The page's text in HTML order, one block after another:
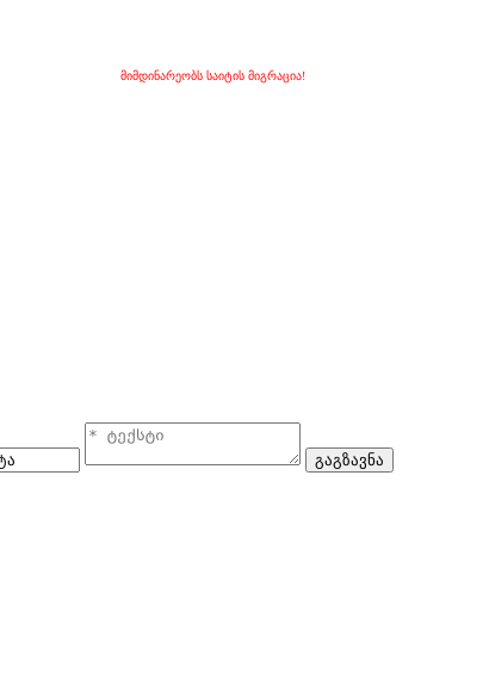
მიმდინარეობს საიტის მიგრაცია!